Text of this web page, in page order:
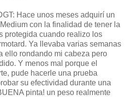
Hace unos meses adquirí un
con la finalidad de tener la
protegida cuando realizo los
Ya llevaba varias semanas
ello rondando mi cabeza pero
Y menos mal porque el
pude hacerle una prueba
su efectividad durante una
pinta! un peso realmente